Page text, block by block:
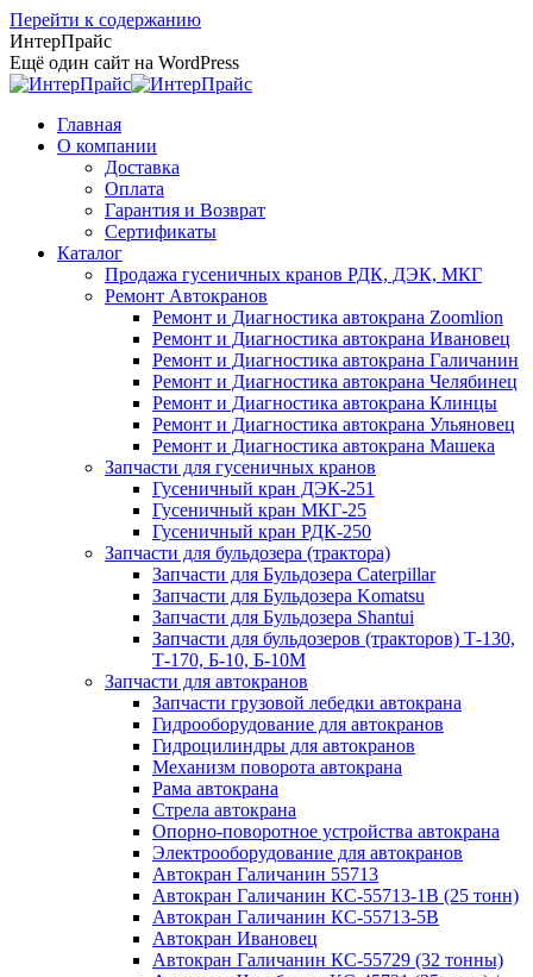
Перейти к содержанию
ИнтерПрайс
Ещё один сайт на WordPress
Главная
О компании
Доставка
Оплата
Гарантия и Возврат
Сертификаты
Каталог
Продажа гусеничных кранов РДК, ДЭК, МКГ
Ремонт Автокранов
Ремонт и Диагностика автокрана Zoomlion
Ремонт и Диагностика автокрана Ивановец
Ремонт и Диагностика автокрана Галичанин
Ремонт и Диагностика автокрана Челябинец
Ремонт и Диагностика автокрана Клинцы
Ремонт и Диагностика автокрана Ульяновец
Ремонт и Диагностика автокрана Машека
Запчасти для гусеничных кранов
Гусеничный кран ДЭК-251
Гусеничный кран МКГ-25
Гусеничный кран РДК-250
Запчасти для бульдозера (трактора)
Запчасти для Бульдозера Caterpillar
Запчасти для Бульдозера Komatsu
Запчасти для Бульдозера Shantui
Запчасти для бульдозеров (тракторов) Т-130,
Т-170, Б-10, Б-10М
Запчасти для автокранов
Запчасти грузовой лебедки автокрана
Гидрооборудование для автокранов
Гидроцилиндры для автокранов
Механизм поворота автокрана
Рама автокрана
Стрела автокрана
Опорно-поворотное устройства автокрана
Электрооборудование для автокранов
Автокран Галичанин 55713
Автокран Галичанин КС-55713-1В (25 тонн)
Автокран Галичанин КС-55713-5В
Автокран Ивановец
Автокран Галичанин КС-55729 (32 тонны)